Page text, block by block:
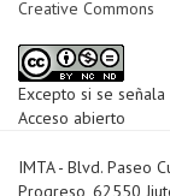
Creative Commons
Excepto si se
Acceso abierto
IMTA - Blvd. Paseo
Progreso, 62550